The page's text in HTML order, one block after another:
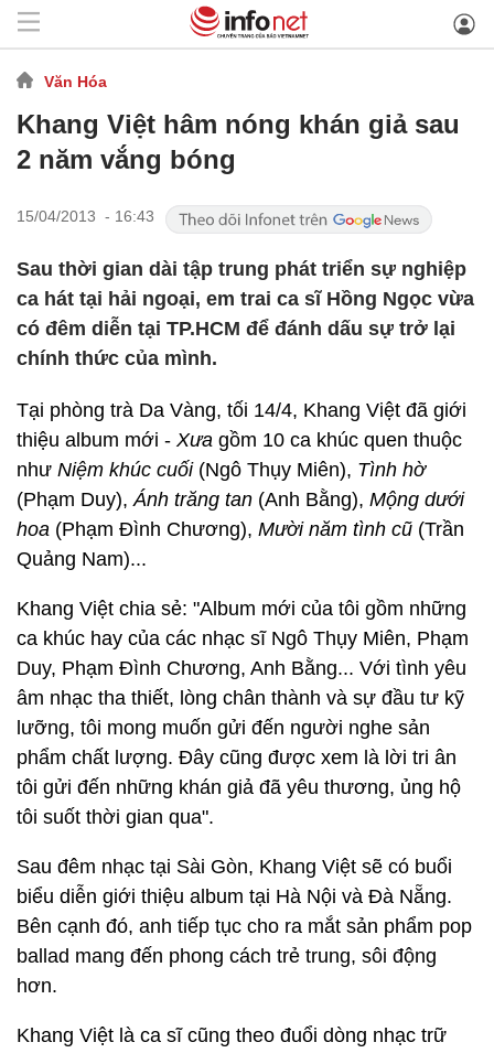
Văn Hóa
Khang Việt hâm nóng khán giả sau
2 năm vắng bóng
15/04/2013 - 16:43
Sau thời gian dài tập trung phát triển sự nghiệp
ca hát tại hải ngoại, em trai ca sĩ Hồng Ngọc vừa
có đêm diễn tại TP.HCM để đánh dấu sự trở lại
chính thức của mình.
Tại phòng trà Da Vàng, tối 14/4, Khang Việt đã giới
thiệu album mới - Xưa gồm 10 ca khúc quen thuộc
như Niệm khúc cuối(Ngô Thụy Miên), Tình hờ
(Phạm Duy),Ánh trăng tan (Anh Bằng), Mộng dưới
hoa (Phạm Đình Chương), Mười năm tình cũ (Trần
Quảng Nam)...
Khang Việt chia sẻ: "Album mới của tôi gồm những
ca khúc hay của các nhạc sĩ Ngô Thụy Miên, Phạm
Duy, Phạm Đình Chương, Anh Bằng... Với tình yêu
âm nhạc tha thiết, lòng chân thành và sự đầu tư kỹ
lưỡng, tôi mong muốn gửi đến người nghe sản
phẩm chất lượng. Đây cũng được xem là lời tri ân
tôi gửi đến những khán giả đã yêu thương, ủng hộ
tôi suốt thời gian qua".
Sau đêm nhạc tại Sài Gòn, Khang Việt sẽ có buổi
biểu diễn giới thiệu album tại Hà Nội và Đà Nẵng.
Bên cạnh đó, anh tiếp tục cho ra mắt sản phẩm pop
ballad mang đến phong cách trẻ trung, sôi động
hơn.
Khang Việt là ca sĩ cũng theo đuổi dòng nhạc trữ